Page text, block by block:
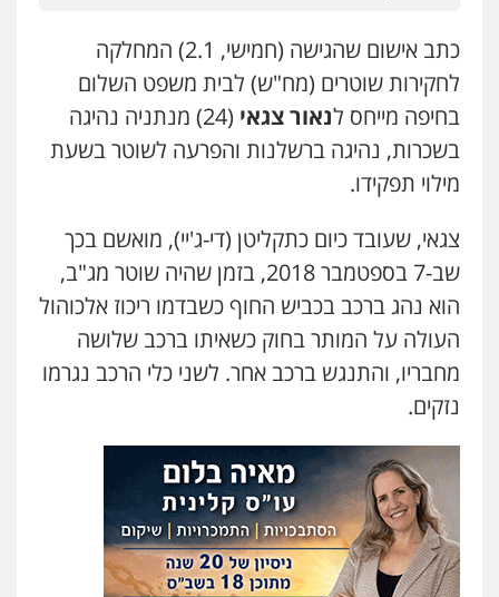
עו"ד אשרף שחאדה
פלילי פשיעה חמורה מעצרים וחקירות
תעבורה
0549535659
עורכי דין לענייני אסירים
0549475678
עו"ד אורנת קמרון
פלילי תעבורה עורכי דין לענייני אסירים
משפחה נוער
0505417090
עו"ד חמאדה מסרי
תעבורה
0526631970
עו"ד פיני פישלר
כתב אישום שהגישה (חמישי, 2.1) המחלקה
לחקירות שוטרים (מח"ש) לבית משפט השלום
בחיפה מייחס לנאור צגאי
(24) מנתניה נהיגה
בשכרות, נהיגה ברשלנות והפרעה לשוטר בשעת
מילוי תפקידו.
צגאי, שעובד כיום כתקליטן (די-ג'יי), מואשם בכך
שב-7 בספטמבר 2018, בזמן שהיה שוטר מג"ב,
הוא נהג ברכב בכביש החוף כשבדמו ריכוז אלכוהול
העולה על המותר בחוק כשאיתו ברכב שלושה
מחבריו, והתנגש ברכב אחר. לשני כלי הרכב נגרמו
נזקים.